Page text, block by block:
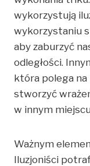
wykorzystują
wykorzystaniu
aby zaburzyć
odległości.
która polega na
stworzyć
w innym
Ważnym
Iluzjoniści